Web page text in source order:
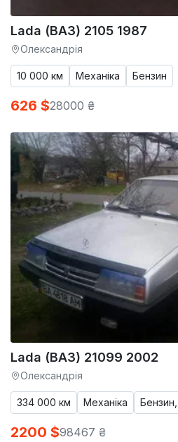
Lada (ВАЗ) 2105 1987
Олександрія
10 000 км Механіка Бензин
626 $28000 ₴
Lada (ВАЗ) 21099 2002
Олександрія
334 000 км Механіка Бензин,
2200 $98467 ₴